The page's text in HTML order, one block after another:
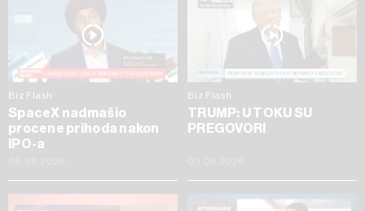
Biz Flash
SpaceX nadmašio
procene prihoda nakon
IPO-a
Biz Flash
TRUMP: U TOKU SU
PREGOVORI